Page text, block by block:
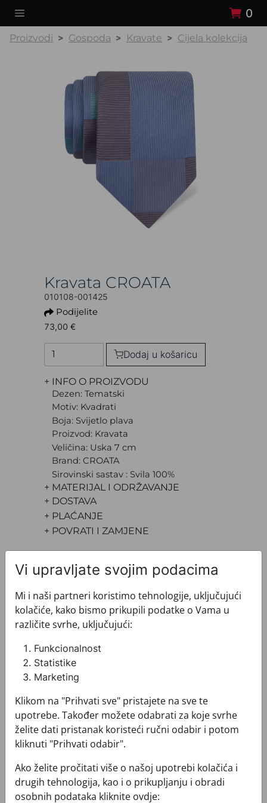
0
Proizvodi Gospoda Kravate Cijela kolekcija
Kravata CROATA
010108-001425
Podijelite
73,00 €
Dodaj u košaricu
+ INFO O PROIZVODU
Dezen: Tematski
Motiv: Kvadrati
Boja: Svijetlo plava
Proizvod: Kravata
Veličina: Uska 7 cm
Brand: CROATA
Sirovinski sastav : Svila 100%
+ MATERIJAL I ODRŽAVANJE
+ DOSTAVA
+ PLAĆANJE
+ POVRATI I ZAMJENE
Pogledajte i ovo
Vi upravljate svojim podacima
Mi i naši partneri koristimo tehnologije, uključujući
kolačiće, kako bismo prikupili podatke o Vama u
različite svrhe, uključujući:
Funkcionalnost
Statistike
Marketing
Klikom na "Prihvati sve" pristajete na sve te
upotrebe. Također možete odabrati za koje svrhe
želite dati pristanak koristeći ručni odabir i potom
kliknuti "Prihvati odabir".
Ako želite pročitati više o našoj upotrebi kolačića i
drugih tehnologija, kao i o prikupljanju i obradi
osobnih podataka kliknite ovdje: